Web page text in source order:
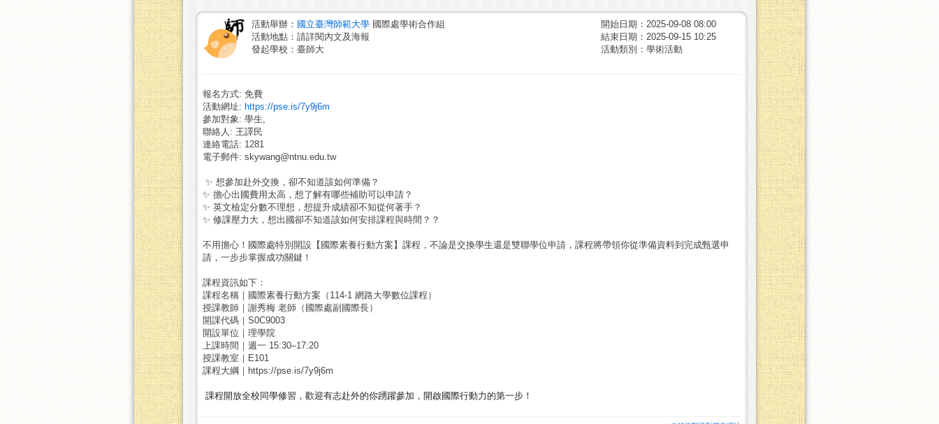
活動舉辦： 國立臺灣師範大學 國際處學術合作組
活動地點：請詳閱內文及海報
發起學校：臺師大
開始日期：2025-09-08 08:00
結束日期：2025-09-15 10:25
活動類別：學術活動
報名方式: 免費
活動網址: https://pse.is/7y9j6m
參加對象: 學生,
聯絡人: 王譯民
連絡電話: 1281
電子郵件: skywang@ntnu.edu.tw
✨ 想參加赴外交換，卻不知道該如何準備？
✨ 擔心出國費用太高，想了解有哪些補助可以申請？
✨ 英文檢定分數不理想，想提升成績卻不知從何著手？
✨ 修課壓力大，想出國卻不知道該如何安排課程與時間？？
不用擔心！國際處特別開設【國際素養行動方案】課程，不論是交換學生還是雙聯學位申請，課程將帶領你從準備資料到完成甄選申
請，一步步掌握成功關鍵！
課程資訊如下：
課程名稱｜國際素養行動方案（114-1 網路大學數位課程）
授課教師｜謝秀梅 老師（國際處副國際長）
開課代碼｜S0C9003
開設單位｜理學院
上課時間｜週一 15:30–17:20
授課教室｜E101
課程大綱｜https://pse.is/7y9j6m
課程開放全校同學修習，歡迎有志赴外的你踴躍參加， 開啟國際行動力的第一步！